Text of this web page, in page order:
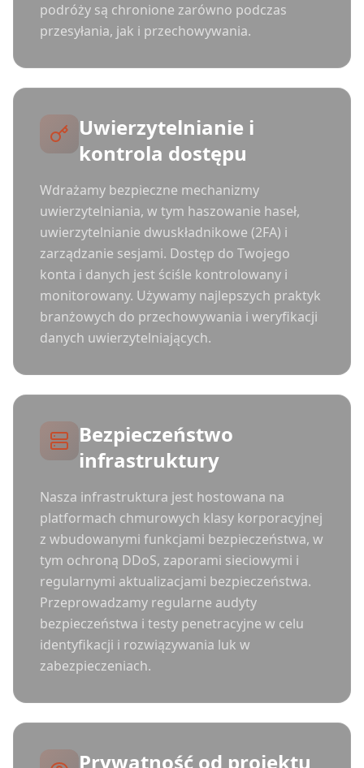
podróży są chronione zarówno podczas
przesyłania, jak i przechowywania.
Uwierzytelnianie i
kontrola dostępu
Wdrażamy bezpieczne mechanizmy
uwierzytelniania, w tym haszowanie haseł,
uwierzytelnianie dwuskładnikowe (2FA) i
zarządzanie sesjami. Dostęp do Twojego
konta i danych jest ściśle kontrolowany i
monitorowany. Używamy najlepszych praktyk
branżowych do przechowywania i weryfikacji
danych uwierzytelniających.
Bezpieczeństwo
infrastruktury
Nasza infrastruktura jest hostowana na
platformach chmurowych klasy korporacyjnej
z wbudowanymi funkcjami bezpieczeństwa, w
tym ochroną DDoS, zaporami sieciowymi i
regularnymi aktualizacjami bezpieczeństwa.
Przeprowadzamy regularne audyty
bezpieczeństwa i testy penetracyjne w celu
identyfikacji i rozwiązywania luk w
zabezpieczeniach.
Prywatność od projektu